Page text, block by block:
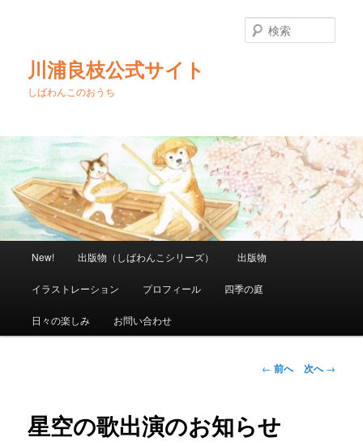
移
動
川浦良枝公式サイト
しばわんこのおうち
索
ュ
New! 出版物（しばわんこシリーズ） 出版物
イラストレーション プロフィール 四季の庭
日々の楽しみ お問い合わせ
投
ビ
ゲ
← 前へ 次へ→
星空の歌出演のお知らせ